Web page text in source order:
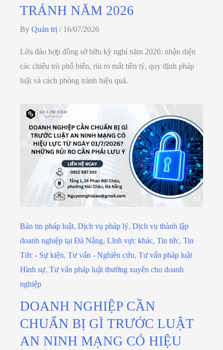
TRÁNH NĂM 2026
By Quản trị / 16/07/2026
Lừa đảo hợp đồng sở hữu kỳ nghỉ năm 2026: nhận diện
các chiêu trò phổ biến, rủi ro mất tiền tỷ, quy định pháp
luật và cách phòng tránh hiệu quả.
Bản tin pháp luật, Dịch vụ pháp lý, Dịch vụ thành lập
doanh nghiệp tại Đà Nẵng, Lĩnh vực khác, Tin tức, Tin
Tức - Sự kiện, Tư vấn - Nghiên cứu, Tư vấn pháp luật
Hình sự, Tư vấn pháp luật thường xuyên cho doanh
nghiệp
DOANH NGHIỆP CẦN
CHUẨN BỊ GÌ TRƯỚC LUẬT
AN NINH MẠNG CÓ HIỆU